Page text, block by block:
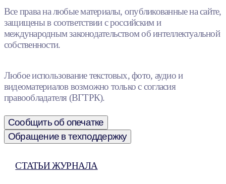
Все права на любые материалы, опубликованные на сайте,
защищены в соответствии с российским и
международным законодательством об интеллектуальной
собственности.
Любое использование текстовых, фото, аудио и
видеоматериалов возможно только с согласия
правообладателя (ВГТРК).
Сообщить об опечатке
Обращение в техподдержку
СТАТЬИ ЖУРНАЛА